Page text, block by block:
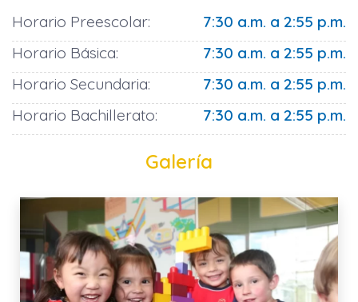
Horario Preescolar:
7:30 a.m. a 2:55 p.m.
Horario Básica:
7:30 a.m. a 2:55 p.m.
Horario Secundaria:
7:30 a.m. a 2:55 p.m.
Horario Bachillerato:
7:30 a.m. a 2:55 p.m.
Galería